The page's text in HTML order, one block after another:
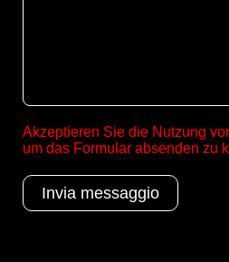
Akzeptieren Sie die Nutzung
um das Formular absenden zu